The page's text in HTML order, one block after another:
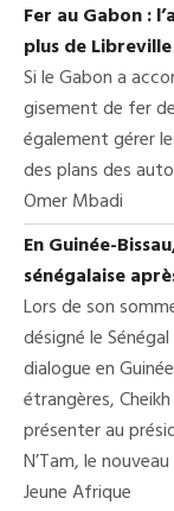
Fer au Gabon :
plus de
Si le Gabon a
gisement de fer
également gérer
des plans des
Omer Mbadi
En Guinée-
sénégalaise
Lors de son
désigné le
dialogue en
étrangères,
présenter au
N’Tam, le
Jeune Afrique